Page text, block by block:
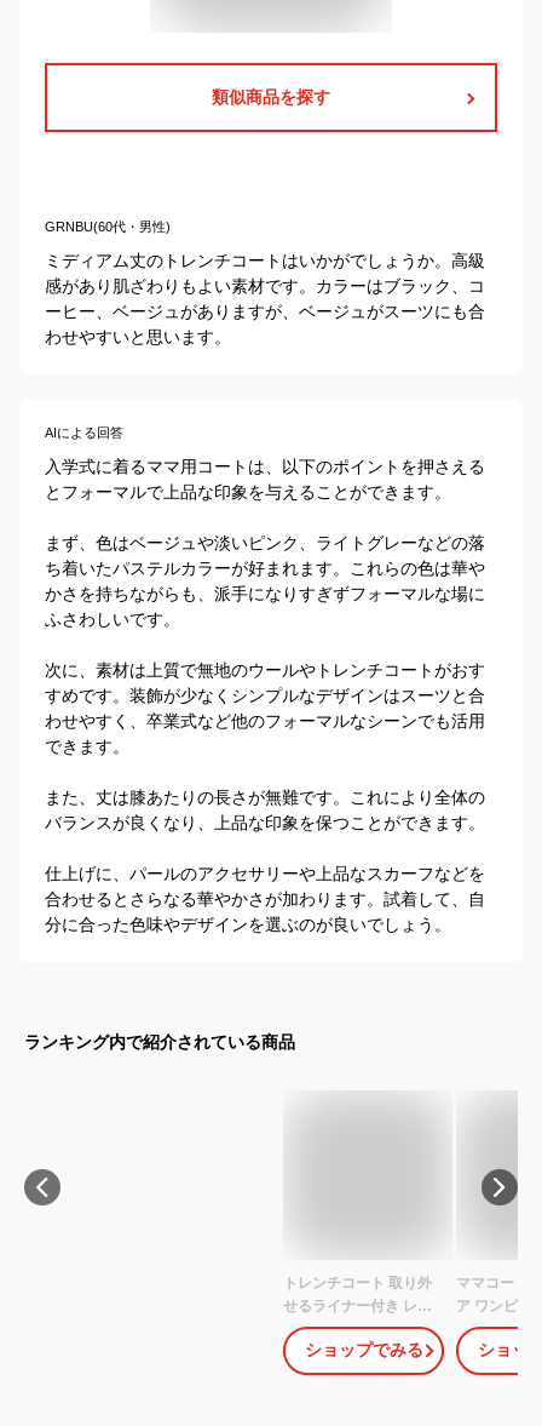
類似商品を探す
GRNBU(60代・男性)
ミディアム丈のトレンチコートはいかがでしょうか。高級
感があり肌ざわりもよい素材です。カラーはブラック、コ
ーヒー、ベージュがありますが、ベージュがスーツにも合
わせやすいと思います。
AIによる回答
入学式に着るママ用コートは、以下のポイントを押さえる
とフォーマルで上品な印象を与えることができます。
まず、色はベージュや淡いピンク、ライトグレーなどの落
ち着いたパステルカラーが好まれます。これらの色は華や
かさを持ちながらも、派手になりすぎずフォーマルな場に
ふさわしいです。
次に、素材は上質で無地のウールやトレンチコートがおす
すめです。装飾が少なくシンプルなデザインはスーツと合
わせやすく、卒業式など他のフォーマルなシーンでも活用
できます。
また、丈は膝あたりの長さが無難です。これにより全体の
バランスが良くなり、上品な印象を保つことができます。
仕上げに、パールのアクセサリーや上品なスカーフなどを
合わせるとさらなる華やかさが加わります。試着して、自
分に合った色味やデザインを選ぶのが良いでしょう。
ランキング内で紹介されている商品
トレンチコート 取り外
せるライナー付き レデ
ィース 50代 卒業式 春
オールシーズン スプリ
ングコート リクルート
ショップでみる
ママコート
ア ワンピー
ッカー付き
ウェア マタ
娠服 産前
ショッ